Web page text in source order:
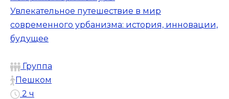
Увлекательное путешествие в мир
современного урбанизма: история, инновации,
будущее
Группа
Пешком
2 ч